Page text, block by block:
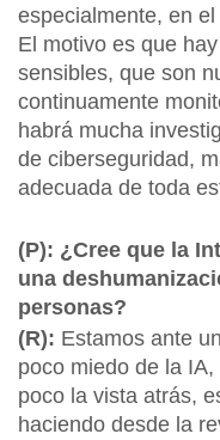
especialmente, en
El motivo es que
sensibles, que son
continuamente
habrá mucha
de ciberseguridad,
adecuada de toda
(P): ¿Cree que la
una
personas?
(R): Estamos ante
poco miedo de la
poco la vista atrás,
haciendo desde la